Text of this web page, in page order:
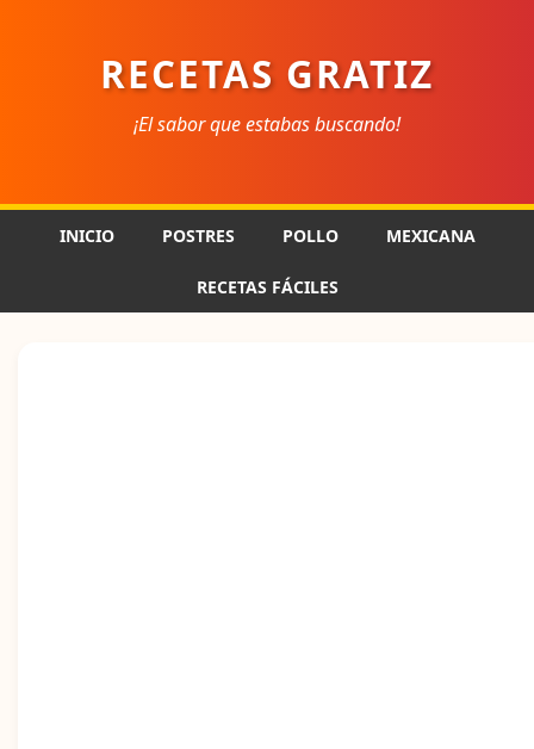
RECETAS GRATIZ
¡El sabor que estabas buscando!
INICIO POSTRES POLLO MEXICANA
RECETAS FÁCILES